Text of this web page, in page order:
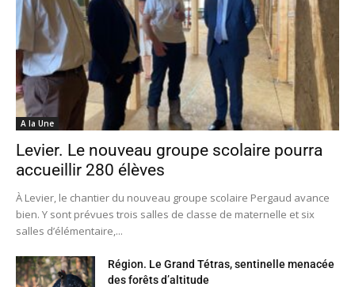
A la Une
Levier. Le nouveau groupe scolaire pourra
accueillir 280 élèves
À Levier, le chantier du nouveau groupe scolaire Pergaud avance
bien. Y sont prévues trois salles de classe de maternelle et six
salles d’élémentaire,...
Région. Le Grand Tétras, sentinelle menacée
des forêts d’altitude